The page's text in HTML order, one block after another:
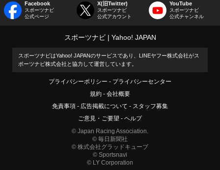
Facebook
スポーツナビ
公式ページ
X(旧Twitter)
スポーツナビ
公式アカウント
YouTube
スポーツナビ
公式チャンネル
スポーツナビ Yahoo! JAPAN
スポーツナビはYahoo! JAPANのサービスであり、LINEヤフー株式会社がス
ポーツナビ株式会社と協力して運営しています。
プライバシーポリシー
プライバシーセンター
規約
会社概要
免責事項
広告掲載について
スタッフ募集
ご意見・ご要望
ヘルプ
© Japan Racing Association.
© 毎日新聞社
© 株式会社グラッドキューブ
© Sportsnavi
© LY Corporation